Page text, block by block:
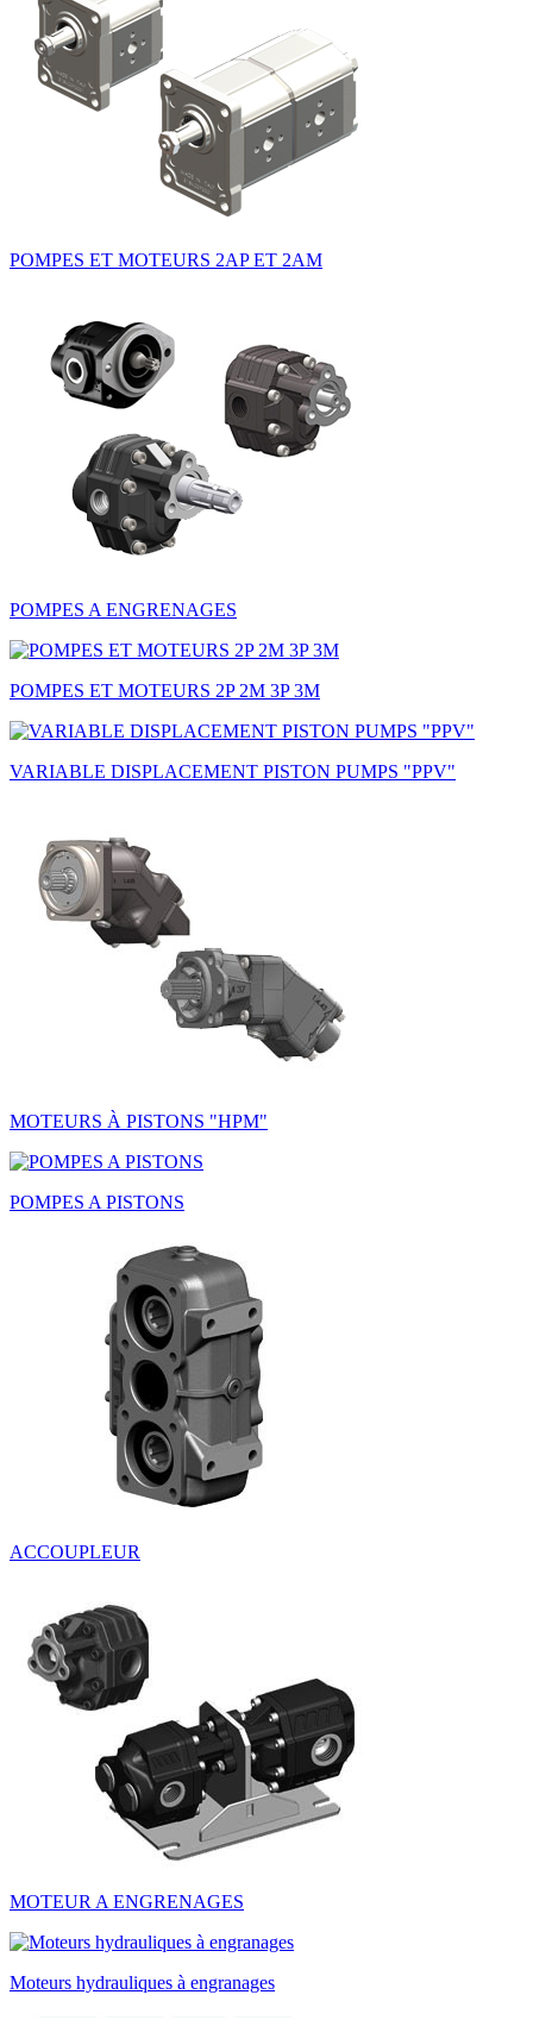
POMPES ET MOTEURS 2AP ET 2AM
POMPES A ENGRENAGES
POMPES ET MOTEURS 2P 2M 3P 3M
VARIABLE DISPLACEMENT PISTON PUMPS "PPV"
MOTEURS À PISTONS "HPM"
POMPES A PISTONS
ACCOUPLEUR
MOTEUR A ENGRENAGES
Moteurs hydrauliques à engranages